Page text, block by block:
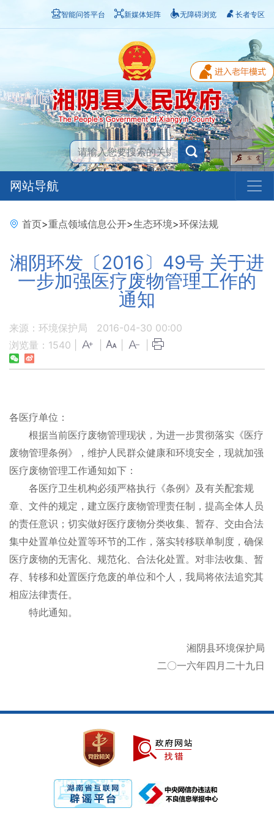
智能问答平台 新媒体矩阵 无障碍浏览 长者专区
网站导航
首页>重点领域信息公开>生态环境>环保法规
湘阴环发〔2016〕49号 关于进
一步加强医疗废物管理工作的
通知
来源：环境保护局
2016-04-30 00:00
浏览量： 1540
各医疗单位：
根据当前医疗废物管理现状，为进一步贯彻落实《医疗
废物管理条例》，维护人民群众健康和环境安全，现就加强
医疗废物管理工作通知如下：
各医疗卫生机构必须严格执行《条例》及有关配套规
章、文件的规定，建立医疗废物管理责任制，提高全体人员
的责任意识；切实做好医疗废物分类收集、暂存、交由合法
集中处置单位处置等环节的工作，落实转移联单制度，确保
医疗废物的无害化、规范化、合法化处置。对非法收集、暂
存、转移和处置医疗危废的单位和个人，我局将依法追究其
相应法律责任。
特此通知。
湘阴县环境保护局
二〇一六年四月二十九日